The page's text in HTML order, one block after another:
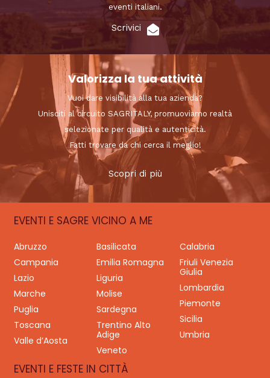
eventi italiani.
Scrivici
Valorizza la tua attività
Vuoi dare visibilità alla tua azienda?
Unisciti al circuito SAGRITALY, promuoviamo realtà
selezionate per qualità e autenticità.
Fatti trovare da chi cerca il meglio!
Scopri di più
EVENTI E SAGRE VICINO A ME
Abruzzo Basilicata
Calabria
Campania
Emilia Romagna
Friuli Venezia
Giulia
Lazio
Liguria
Lombardia
Marche
Molise
Piemonte
Puglia
Sardegna
Sicilia
Toscana
Trentino Alto
Adige
Umbria
Valle d’Aosta
Veneto
EVENTI E FESTE IN CITTÀ